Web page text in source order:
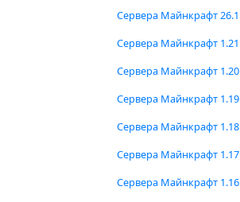
Сервера Майнкрафт 26.1
Сервера Майнкрафт 1.21
Сервера Майнкрафт 1.20
Сервера Майнкрафт 1.19
Сервера Майнкрафт 1.18
Сервера Майнкрафт 1.17
Сервера Майнкрафт 1.16